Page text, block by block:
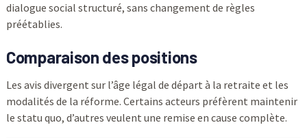
dialogue social structuré, sans changement de règles
préétablies.
Comparaison des positions
Les avis divergent sur l’âge légal de départ à la retraite et les
modalités de la réforme. Certains acteurs préfèrent maintenir
le statu quo, d’autres veulent une remise en cause complète.